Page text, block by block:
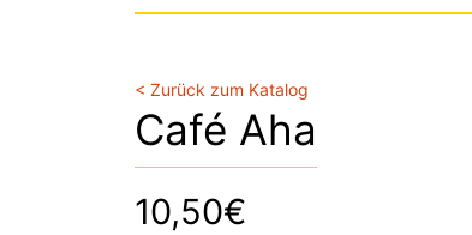
< Zurück zum Katalog
Café Aha
10,50€